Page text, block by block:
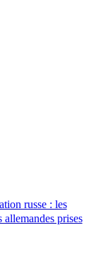
russe : les
prises